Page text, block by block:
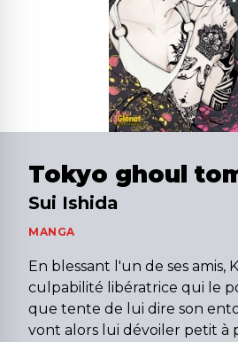
Tokyo ghoul
Sui Ishida
MANGA
En blessant l'un de ses amis,
culpabilité libératrice qui le
que tente de lui dire son
vont alors lui dévoiler petit à